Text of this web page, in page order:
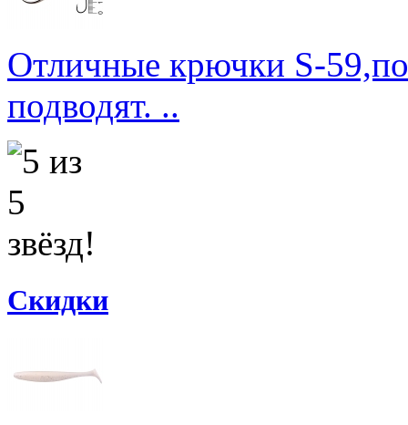
Отличные крючки S-
подводят. ..
Скидки